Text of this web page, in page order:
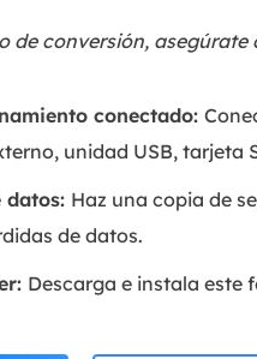
de conversión, asegúrate
conectado:
unidad USB, tarjeta
datos: Haz una copia de
de datos.
Descarga e instala este